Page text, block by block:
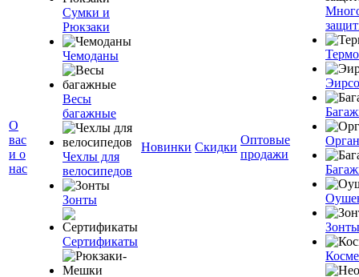
О
вас
и о
нас
Сумки и
Рюкзаки
Чемоданы
Весы
багажные
Чехлы для
велосипедов
Зонты
Сертификаты
Новинки Скидки
Оптовые
продажи
Зонты